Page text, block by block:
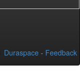
Duraspace - Feedback